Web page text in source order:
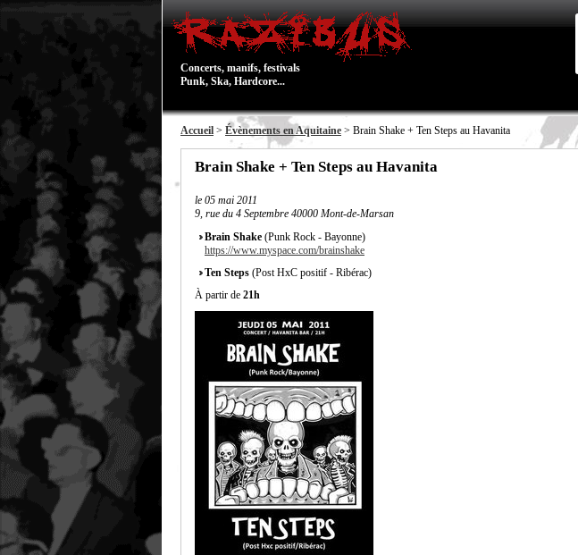
Concerts, manifs, festivals
Punk, Ska, Hardcore...
Accueil > Évènements en Aquitaine > Brain Shake + Ten Steps au Havanita
Brain Shake + Ten Steps au Havanita
le 05 mai 2011
9, rue du 4 Septembre 40000 Mont-de-Marsan
Brain Shake (Punk Rock - Bayonne)
https://www.myspace.com/brainshake
Ten Steps (Post HxC positif - Ribérac)
À partir de 21h